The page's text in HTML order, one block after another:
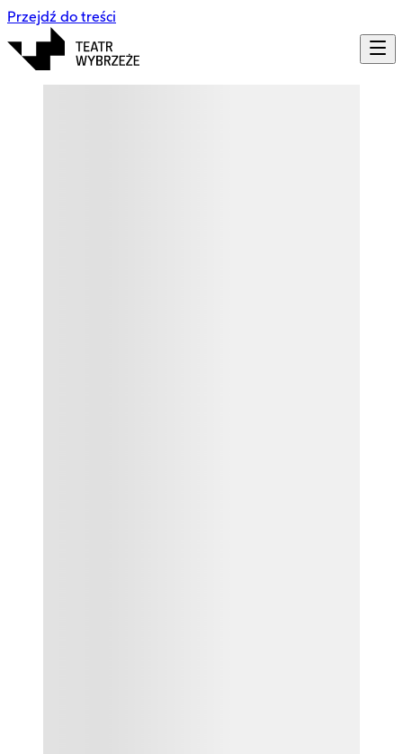
Przejdź do treści